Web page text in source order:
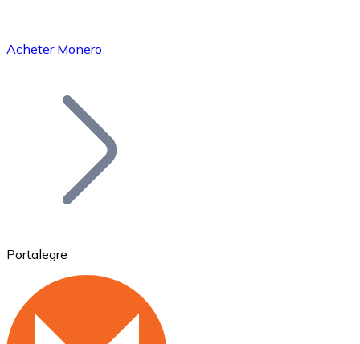
Bitcoin
Ethereum
Acheter Monero
Portalegre